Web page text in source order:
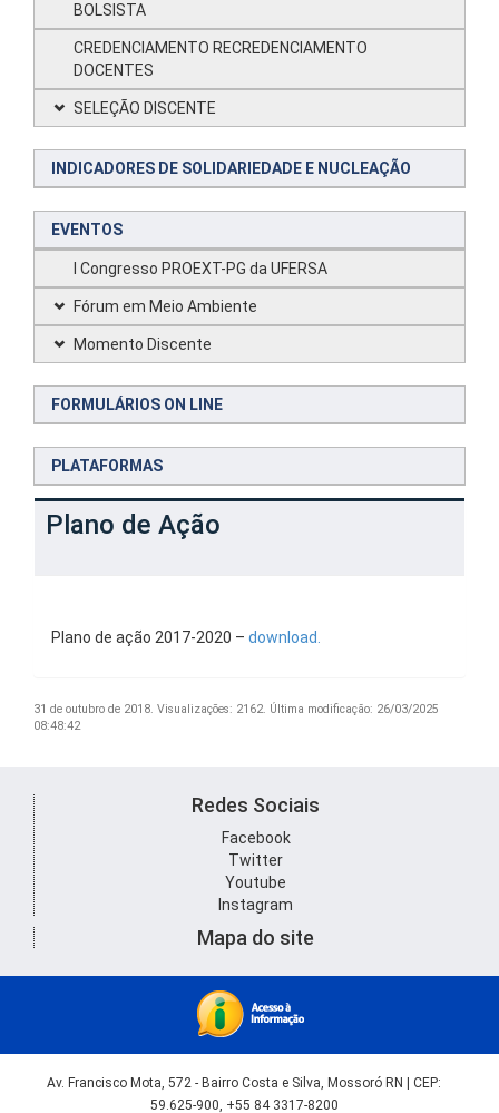
BOLSISTA
CREDENCIAMENTO RECREDENCIAMENTO
DOCENTES
SELEÇÃO DISCENTE
INDICADORES DE SOLIDARIEDADE E NUCLEAÇÃO
EVENTOS
I Congresso PROEXT-PG da UFERSA
Fórum em Meio Ambiente
Momento Discente
FORMULÁRIOS ON LINE
PLATAFORMAS
Plano de Ação
Plano de ação 2017-2020 – download.
31 de outubro de 2018. Visualizações: 2162. Última modificação: 26/03/2025
08:48:42
Redes Sociais
Facebook
Twitter
Youtube
Instagram
Mapa do site
Av. Francisco Mota, 572 - Bairro Costa e Silva, Mossoró RN | CEP:
59.625-900, +55 84 3317-8200